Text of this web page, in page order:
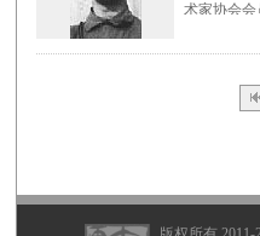
术家协会